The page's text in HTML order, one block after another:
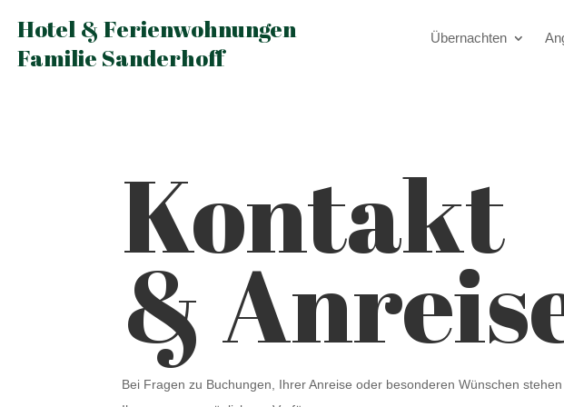
Hotel & Ferienwohnungen
Familie Sanderhoff
Übernachten
Kontakt
&
Bei Fragen zu Buchungen, Ihrer Anreise oder besonderen Wünschen